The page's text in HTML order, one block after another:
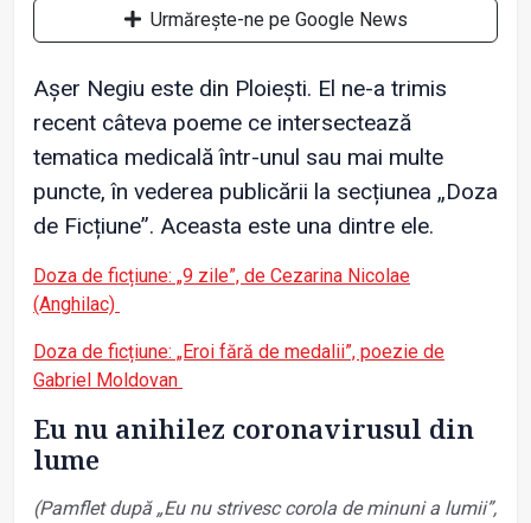
Urmărește-ne pe Google News
Așer Negiu este din Ploiești. El ne-a trimis
recent câteva poeme ce intersectează
tematica medicală într-unul sau mai multe
puncte, în vederea publicării la secțiunea „Doza
de Ficțiune”. Aceasta este una dintre ele.
Doza de ficțiune: „9 zile”, de Cezarina Nicolae
(Anghilac)
Doza de ficțiune: „Eroi fără de medalii”, poezie de
Gabriel Moldovan
Eu nu anihilez coronavirusul din
lume
(Pamflet după „Eu nu strivesc corola de minuni a lumii”,